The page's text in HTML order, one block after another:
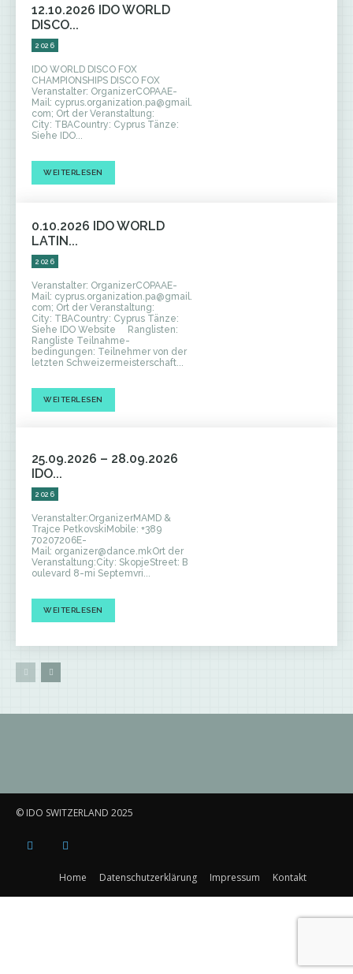
12.10.2026 IDO WORLD
DISCO...
2026
IDO WORLD DISCO FOX
CHAMPIONSHIPS DISCO FOX
Veranstalter: OrganizerCOPAAE-
Mail: cyprus.organization.pa@gmail.
com; Ort der Veranstaltung:
City: TBACountry: Cyprus Tänze:
Siehe IDO...
WEITERLESEN
0.10.2026 IDO WORLD
LATIN...
2026
Veranstalter: OrganizerCOPAAE-
Mail: cyprus.organization.pa@gmail.
com; Ort der Veranstaltung:
City: TBACountry: Cyprus Tänze:
Siehe IDO Website Ranglisten:
Rangliste Teilnahme-
bedingungen: Teilnehmer von der
letzten Schweizermeisterschaft...
WEITERLESEN
25.09.2026 – 28.09.2026
IDO...
2026
Veranstalter:OrganizerMAMD &
Trajce PetkovskiMobile: +389
70207206E-
Mail: organizer@dance.mkOrt der
Veranstaltung:City: SkopjeStreet: B
oulevard 8-mi Septemvri...
WEITERLESEN
© IDO SWITZERLAND 2025
Home Datenschutzerklärung Impressum Kontakt